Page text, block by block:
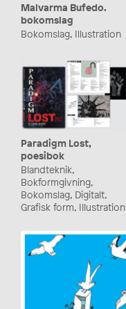
Malvarma Bufedo.
bokomslag
Bokomslag, Illustration
Paradigm Lost,
poesibok
Blandteknik,
Bokformgivning,
Bokomslag, Digitalt,
Grafisk form, Illustration